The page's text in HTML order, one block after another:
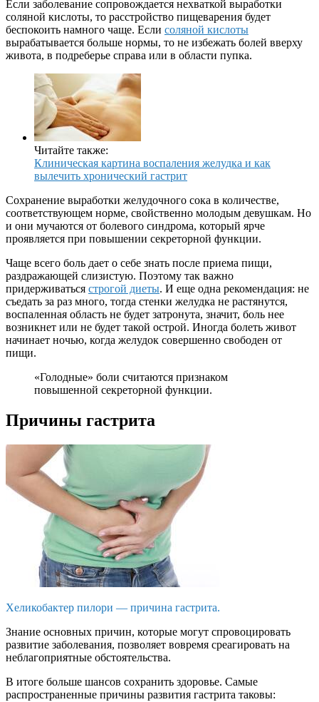
Если заболевание сопровождается нехваткой выработки
соляной кислоты, то расстройство пищеварения будет
беспокоить намного чаще. Если соляной кислоты
вырабатывается больше нормы, то не избежать болей вверху
живота, в подреберье справа или в области пупка.
Читайте также:
Клиническая картина воспаления желудка и как
вылечить хронический гастрит
Сохранение выработки желудочного сока в количестве,
соответствующем норме, свойственно молодым девушкам. Но
и они мучаются от болевого синдрома, который ярче
проявляется при повышении секреторной функции.
Чаще всего боль дает о себе знать после приема пищи,
раздражающей слизистую. Поэтому так важно
придерживаться строгой диеты. И еще одна рекомендация: не
съедать за раз много, тогда стенки желудка не растянутся,
воспаленная область не будет затронута, значит, боль нее
возникнет или не будет такой острой. Иногда болеть живот
начинает ночью, когда желудок совершенно свободен от
пищи.
«Голодные» боли считаются признаком
повышенной секреторной функции.
Причины гастрита
Хеликобактер пилори — причина гастрита.
Знание основных причин, которые могут спровоцировать
развитие заболевания, позволяет вовремя среагировать на
неблагоприятные обстоятельства.
В итоге больше шансов сохранить здоровье. Самые
распространенные причины развития гастрита таковы: